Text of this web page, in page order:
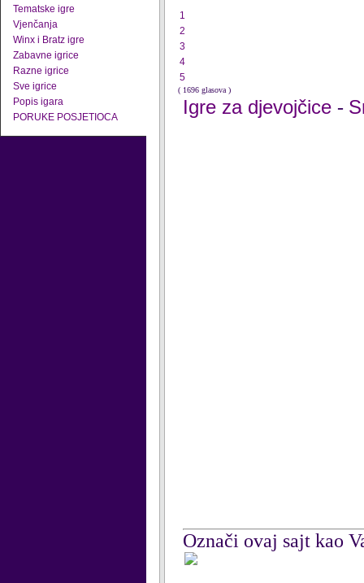
Tematske igre
Vjenčanja
Winx i Bratz igre
Zabavne igrice
Razne igrice
Sve igrice
Popis igara
PORUKE POSJETIOCA
1
2
3
4
5
( 1696 glasova )
Igre za djevojčice -
Označi ovaj sajt kao